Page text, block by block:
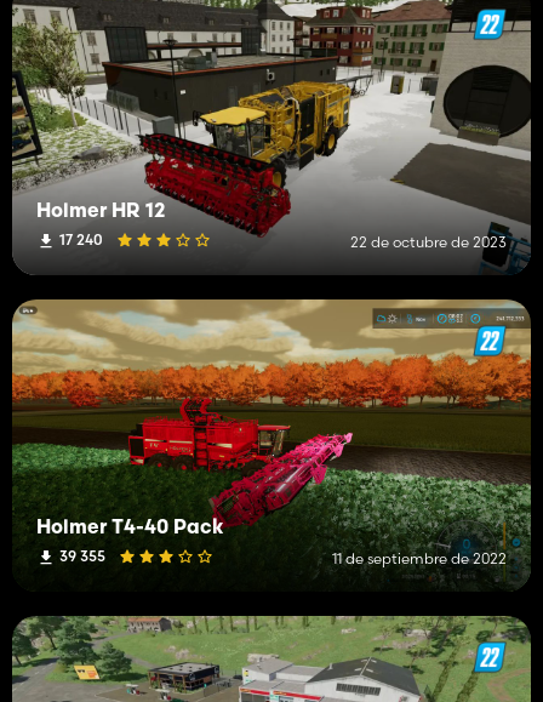
Holmer HR 12
17 240 22 de octubre de 2023
Holmer T4-40 Pack
39 355 11 de septiembre de 2022